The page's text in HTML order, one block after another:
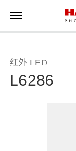
红外 LED
L6286